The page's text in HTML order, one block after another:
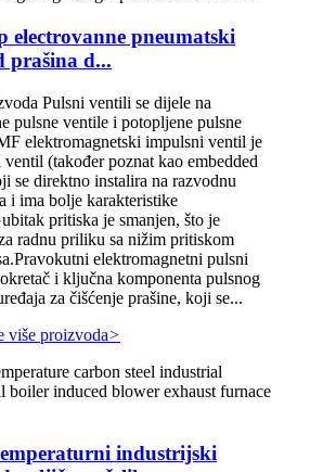
electrovanne pneumatski
prašina d...
Pulsni ventili se dijele na
pulsne ventile i potopljene pulsne
elektromagnetski impulsni ventil je
(također poznat kao embedded
se direktno instalira na razvodnu
i ima bolje karakteristike
pritiska je smanjen, što je
radnu priliku sa nižim pritiskom
elektromagnetni pulsni
i ključna komponenta pulsnog
za čišćenje prašine, koji se...
više proizvoda>
industrijski